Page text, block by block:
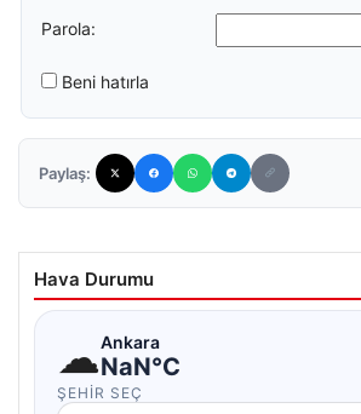
Parola:
Beni hatırla
Paylaş:
Hava Durumu
☁Ankara
NaN°C
ŞEHIR SEÇ